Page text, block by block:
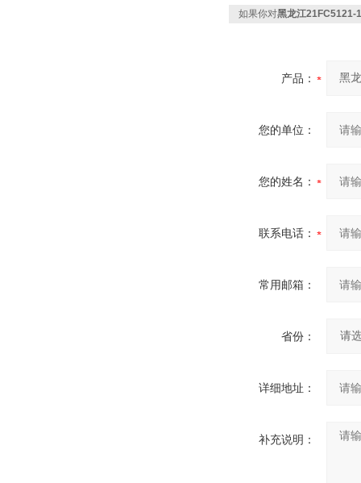
如果你对黑龙江21FC5121-
产品：
您的单位：
您的姓名：
联系电话：
常用邮箱：
省份：
详细地址：
补充说明：